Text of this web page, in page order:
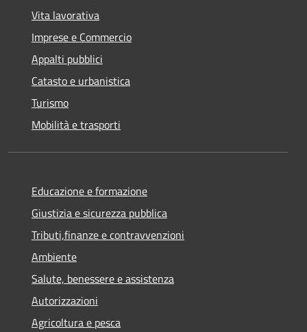
Vita lavorativa
Imprese e Commercio
Appalti pubblici
Catasto e urbanistica
Turismo
Mobilità e trasporti
Educazione e formazione
Giustizia e sicurezza pubblica
Tributi,finanze e contravvenzioni
Ambiente
Salute, benessere e assistenza
Autorizzazioni
Agricoltura e pesca